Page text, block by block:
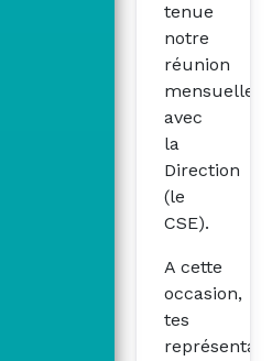
tenue
notre
réunion
mensuelle
avec
la
Direction
(le
CSE).
A cette
occasion,
tes